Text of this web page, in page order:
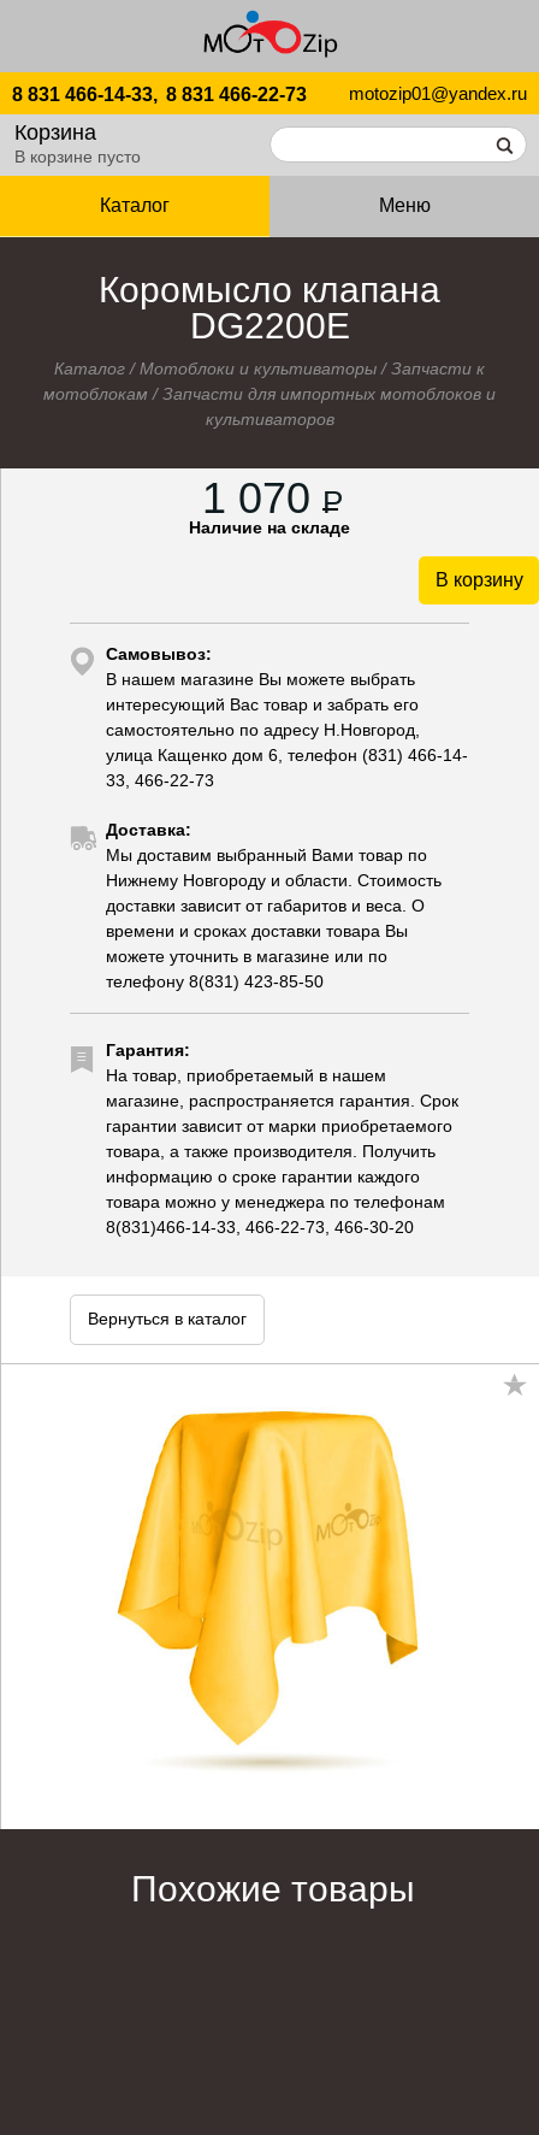
8 831 466-14-33, 8 831 466-22-73 motozip01@yandex.ru
Корзина
В корзине пусто
Каталог Меню
Коромысло клапана
DG2200E
Каталог /Мотоблоки и культиваторы /Запчасти к
мотоблокам /Запчасти для импортных мотоблоков и
культиваторов
1 070 P
Наличие на складе
В корзину
Самовывоз:
В нашем магазине Вы можете выбрать
интересующий Вас товар и забрать его
самостоятельно по адресу Н.Новгород,
улица Кащенко дом 6, телефон (831) 466-14-
33, 466-22-73
Доставка:
Мы доставим выбранный Вами товар по
Нижнему Новгороду и области. Стоимость
доставки зависит от габаритов и веса. О
времени и сроках доставки товара Вы
можете уточнить в магазине или по
телефону 8(831) 423-85-50
Гарантия:
На товар, приобретаемый в нашем
магазине, распространяется гарантия. Срок
гарантии зависит от марки приобретаемого
товара, а также производителя. Получить
информацию о сроке гарантии каждого
товара можно у менеджера по телефонам
8(831)466-14-33, 466-22-73, 466-30-20
Вернуться в каталог
Похожие товары